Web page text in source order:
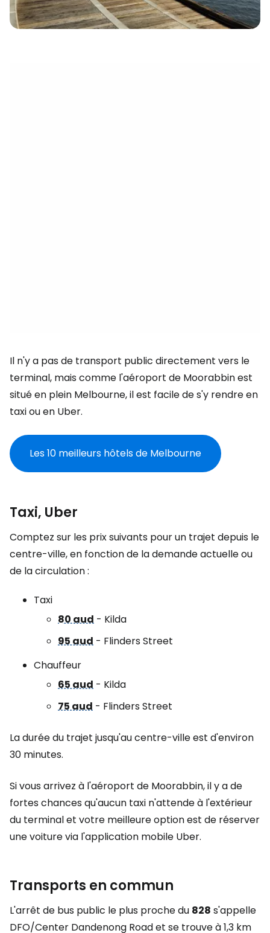
Il n'y a pas de transport public directement vers le
terminal, mais comme l'aéroport de Moorabbin est
situé en plein Melbourne, il est facile de s'y rendre en
taxi ou en Uber.
Les 10 meilleurs hôtels de Melbourne
Taxi, Uber
Comptez sur les prix suivants pour un trajet depuis le
centre-ville, en fonction de la demande actuelle ou
de la circulation :
Taxi
80 aud - Kilda
95 aud - Flinders Street
Chauffeur
65 aud - Kilda
75 aud - Flinders Street
La durée du trajet jusqu'au centre-ville est d'environ
30 minutes.
Si vous arrivez à l'aéroport de Moorabbin, il y a de
fortes chances qu'aucun taxi n'attende à l'extérieur
du terminal et votre meilleure option est de réserver
une voiture via l'application mobile Uber.
Transports en commun
L'arrêt de bus public le plus proche du 828 s'appelle
DFO/Center Dandenong Road et se trouve à 1,3 km